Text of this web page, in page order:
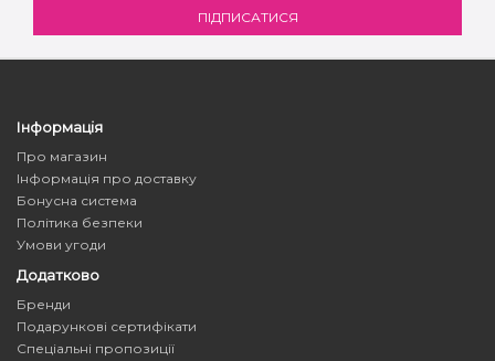
Інформація
Про магазин
Інформація про доставку
Бонусна система
Політика безпеки
Умови угоди
Додатково
Бренди
Подарункові сертифікати
Спеціальні пропозиції